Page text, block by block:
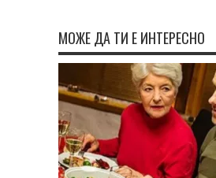
МОЖЕ ДА ТИ Е ИНТЕРЕСНО